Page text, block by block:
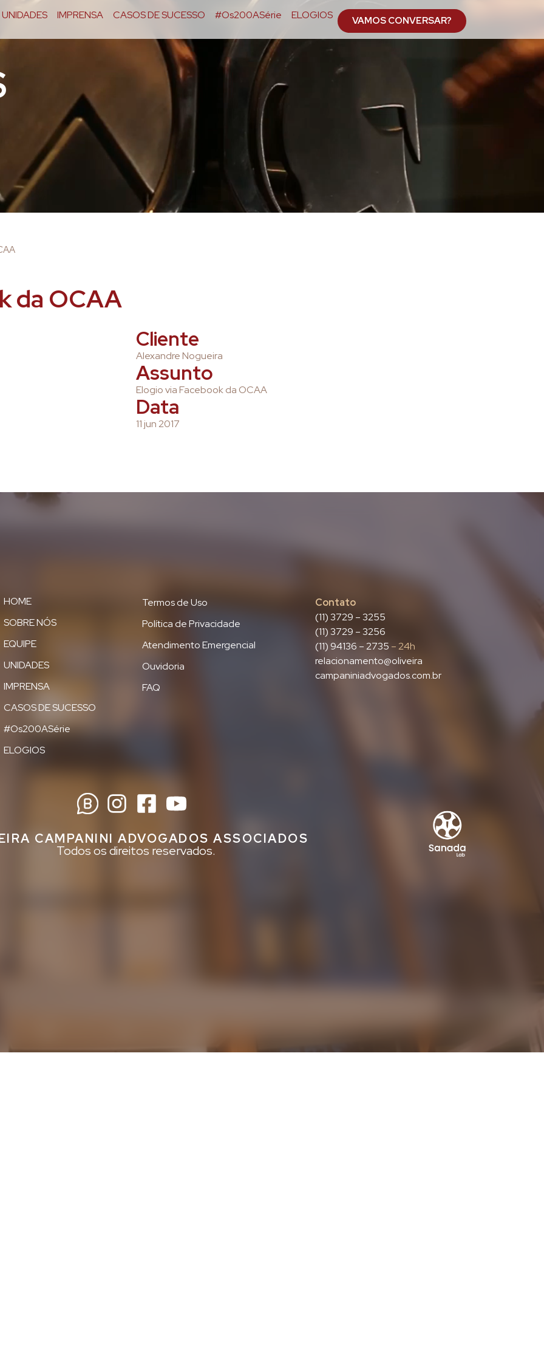
UNIDADES IMPRENSA CASOS DE SUCESSO #Os200ASérie ELOGIOS VAMOS CONVERSAR?
da OCAA
Cliente
Alexandre Nogueira
Assunto
Elogio via Facebook da OCAA
Data
11 jun 2017
HOME
SOBRE NÓS
EQUIPE
UNIDADES
IMPRENSA
CASOS DE SUCESSO
#Os200ASérie
ELOGIOS
Termos de Uso
Política de Privacidade
Atendimento Emergencial
Ouvidoria
FAQ
Contato
(11) 3729 – 3255
(11) 3729 – 3256
(11) 94136 – 2735 – 24h
relacionamento@oliveira
campaniniadvogados.com.br
CAMPANINI ADVOGADOS ASSOCIADOS
Todos os direitos reservados.